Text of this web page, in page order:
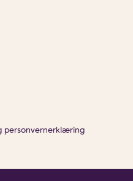
personvernerklæring